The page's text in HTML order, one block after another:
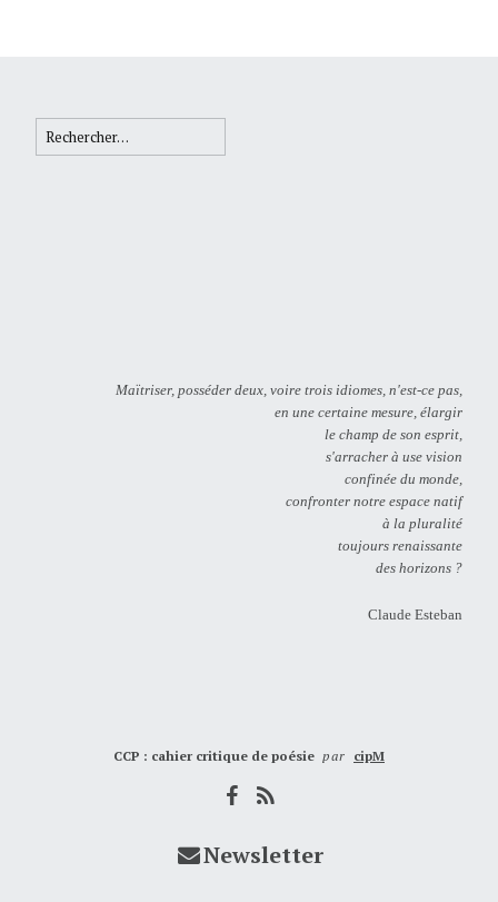
Rechercher :
Maïtriser, posséder deux, voire trois idiomes, n'est-ce pas,
en une certaine mesure, élargir
le champ de son esprit,
s'arracher à use vision
confinée du monde,
confronter notre espace natif
à la pluralité
toujours renaissante
des horizons ?
Claude Esteban
CCP : cahier critique de poésie par cipM
Newsletter